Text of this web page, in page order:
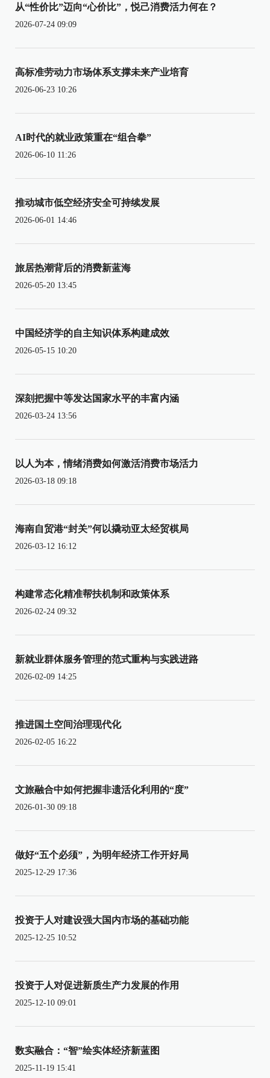
从“性价比”迈向“心价比”，悦己消费活力何在？
2026-07-24 09:09
高标准劳动力市场体系支撑未来产业培育
2026-06-23 10:26
AI时代的就业政策重在“组合拳”
2026-06-10 11:26
推动城市低空经济安全可持续发展
2026-06-01 14:46
旅居热潮背后的消费新蓝海
2026-05-20 13:45
中国经济学的自主知识体系构建成效
2026-05-15 10:20
深刻把握中等发达国家水平的丰富内涵
2026-03-24 13:56
以人为本，情绪消费如何激活消费市场活力
2026-03-18 09:18
海南自贸港“封关”何以撬动亚太经贸棋局
2026-03-12 16:12
构建常态化精准帮扶机制和政策体系
2026-02-24 09:32
新就业群体服务管理的范式重构与实践进路
2026-02-09 14:25
推进国土空间治理现代化
2026-02-05 16:22
文旅融合中如何把握非遗活化利用的“度”
2026-01-30 09:18
做好“五个必须”，为明年经济工作开好局
2025-12-29 17:36
投资于人对建设强大国内市场的基础功能
2025-12-25 10:52
投资于人对促进新质生产力发展的作用
2025-12-10 09:01
数实融合：“智”绘实体经济新蓝图
2025-11-19 15:41